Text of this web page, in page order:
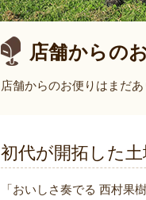
店舗からの
店舗からのお便りはまだ
初代が開拓した
「おいしさ奏でる 西村果